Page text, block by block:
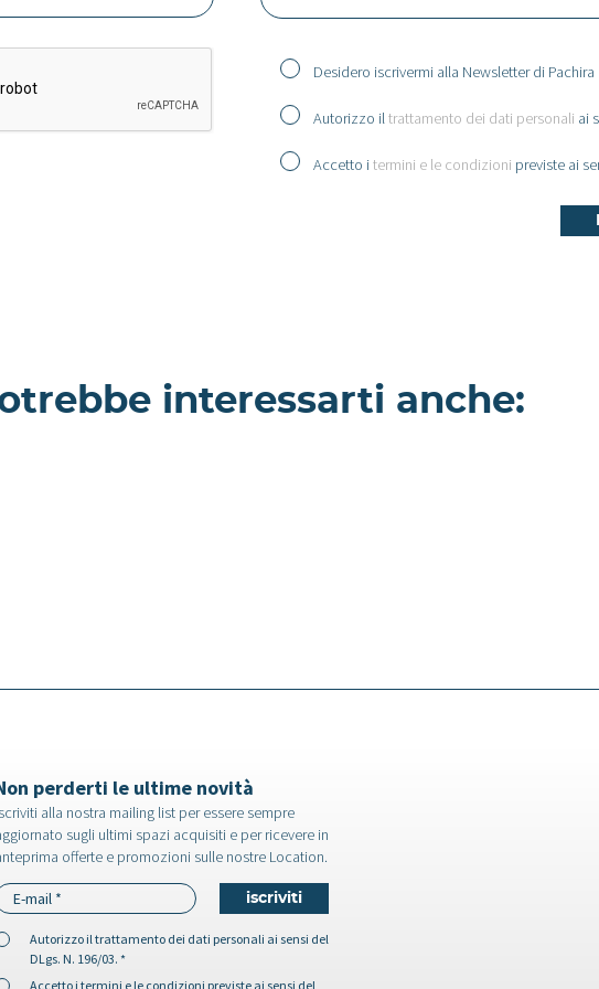
Desidero iscrivermi alla Newsletter di Pachira
Autorizzo iltrattamento dei dati personali ai
Accetto itermini e le condizioni previste ai
interessarti anche:
perderti le ultime novità
alla nostra mailing list per essere sempre
sugli ultimi spazi acquisiti e per ricevere in
offerte e promozioni sulle nostre Location.
Autorizzo il trattamento dei dati personali ai sensi del
DLgs. N. 196/03. *
Accetto i termini e le condizioni previste ai sensi del